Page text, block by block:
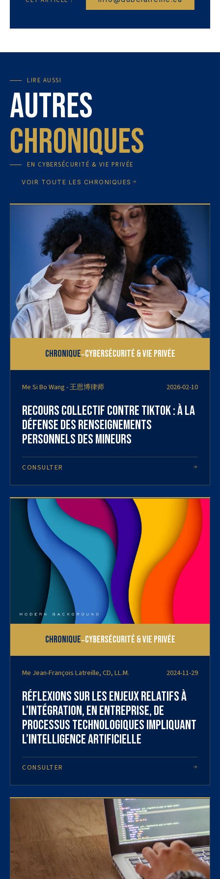
LIRE AUSSI
Autres
Chroniques
EN CYBERSÉCURITÉ & VIE PRIVÉE
VOIR TOUTE LES CHRONIQUES
Chronique-Cybersécurité & vie privée
Me Si Bo Wang - 王思博律师 2026-02-10
Recours collectif contre TikTok : à la
défense des renseignements
personnels des mineurs
CONSULTER
Chronique-Cybersécurité & vie privée
Me Jean-François Latreille, CD, LL.M. 2024-11-29
Réflexions sur les enjeux relatifs à
l’intégration, en entreprise, de
processus technologiques impliquant
l’intelligence artificielle
CONSULTER